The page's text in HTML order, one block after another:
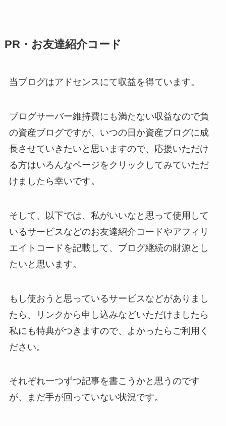
PR・お友達紹介コード
当ブログはアドセンスにて収益を得ています。
ブログサーバー維持費にも満たない収益なので負
の資産ブログですが、いつの日か資産ブログに成
長させていきたいと思いますので、応援いただけ
る方はいろんなページをクリックしてみていただ
けましたら幸いです。
そして、以下では、私がいいなと思って使用して
いるサービスなどのお友達紹介コードやアフィリ
エイトコードを記載して、ブログ継続の財源とし
たいと思います。
もし使おうと思っているサービスなどがありまし
たら、リンクから申し込みなどいただけましたら
私にも特典がつきますので、よかったらご利用く
ださい。
それぞれ一つずつ記事を書こうかと思うのです
が、まだ手が回っていない状況です。